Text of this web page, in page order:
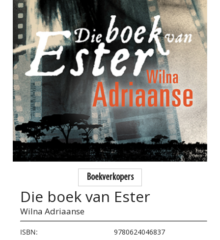
Boekverkopers
Die boek van Ester
Wilna Adriaanse
ISBN:
9780624046837